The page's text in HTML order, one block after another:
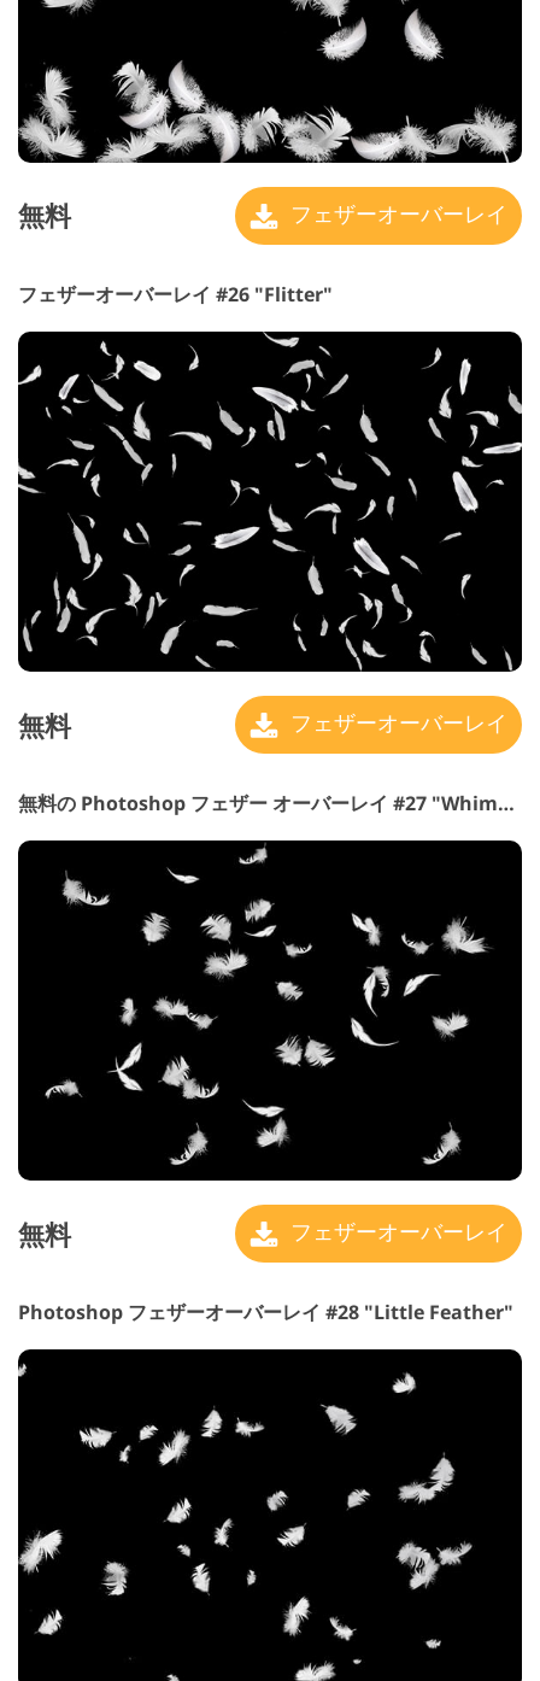
無料 フェザーオーバーレイ
フェザーオーバーレイ #26 "Flitter"
無料 フェザーオーバーレイ
無料の Photoshop フェザー オーバーレイ #27 "Whimsical Patterns"
無料 フェザーオーバーレイ
Photoshop フェザーオーバーレイ #28 "Little Feather"